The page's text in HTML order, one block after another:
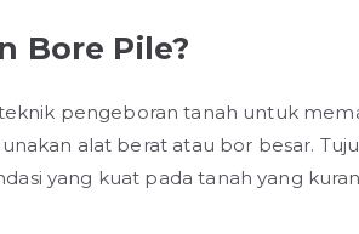
Bore Pile?
pengeboran tanah untuk
alat berat atau bor besar.
yang kuat pada tanah yang